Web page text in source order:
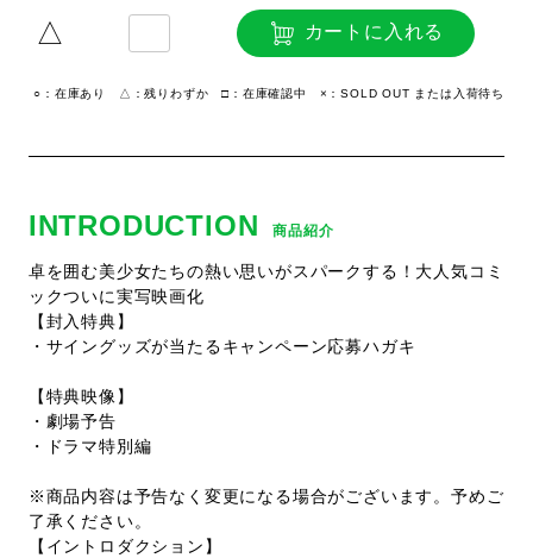
△ カートに入れる
○：在庫あり △：残りわずか □：在庫確認中 ×：SOLD OUT または入荷待ち
INTRODUCTION 商品紹介
卓を囲む美少女たちの熱い思いがスパークする！大人気コミ
ックついに実写映画化
【封入特典】
・サイングッズが当たるキャンペーン応募ハガキ
【特典映像】
・劇場予告
・ドラマ特別編
※商品内容は予告なく変更になる場合がございます。予めご
了承ください。
【イントロダクション】